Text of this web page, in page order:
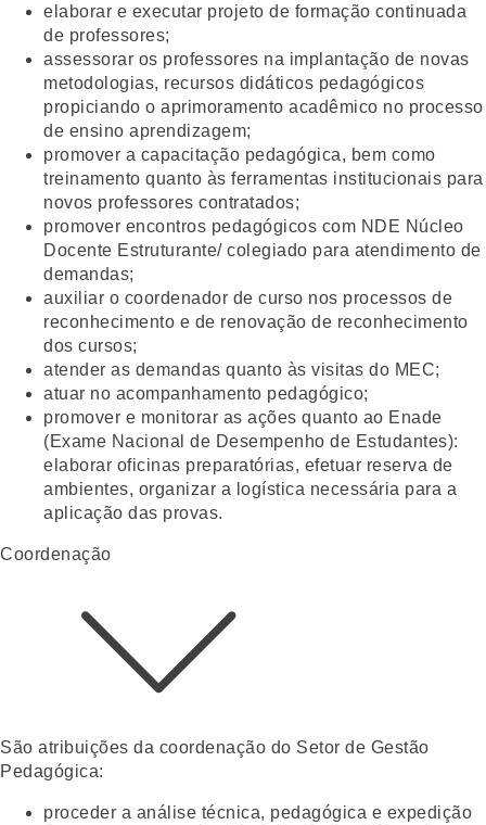
elaborar e executar projeto de formação continuada
de professores;
assessorar os professores na implantação de novas
metodologias, recursos didáticos pedagógicos
propiciando o aprimoramento acadêmico no processo
de ensino aprendizagem;
promover a capacitação pedagógica, bem como
treinamento quanto às ferramentas institucionais para
novos professores contratados;
promover encontros pedagógicos com NDE Núcleo
Docente Estruturante/ colegiado para atendimento de
demandas;
auxiliar o coordenador de curso nos processos de
reconhecimento e de renovação de reconhecimento
dos cursos;
atender as demandas quanto às visitas do MEC;
atuar no acompanhamento pedagógico;
promover e monitorar as ações quanto ao Enade
(Exame Nacional de Desempenho de Estudantes):
elaborar oficinas preparatórias, efetuar reserva de
ambientes, organizar a logística necessária para a
aplicação das provas.
Coordenação
São atribuições da coordenação do Setor de Gestão
Pedagógica:
proceder a análise técnica, pedagógica e expedição